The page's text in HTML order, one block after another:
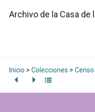
Archivo de la Casa de
Inicio > Colecciones >